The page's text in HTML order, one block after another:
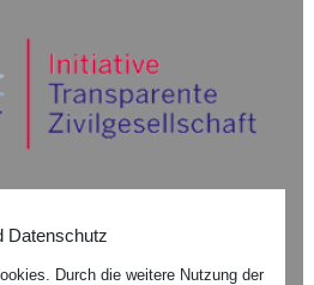
Datenschutz
Durch die weitere Nutzung der